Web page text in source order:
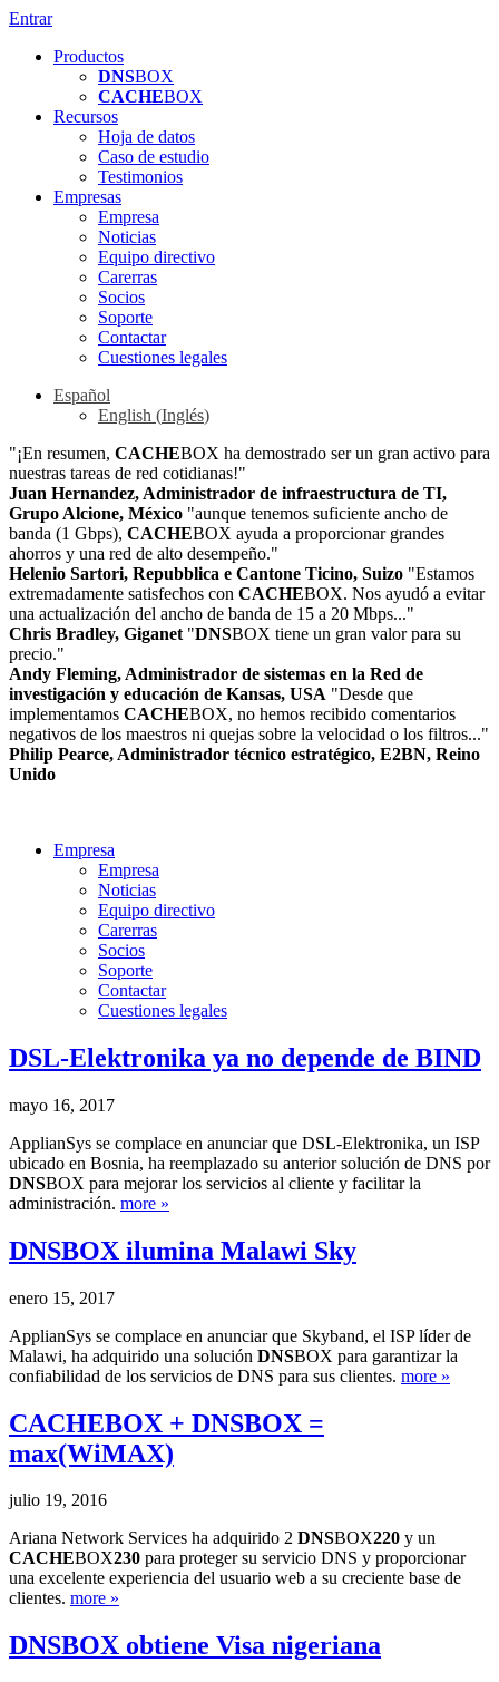
Entrar
Productos
DNSBOX
CACHEBOX
Recursos
Hoja de datos
Caso de estudio
Testimonios
Empresas
Empresa
Noticias
Equipo directivo
Carerras
Socios
Soporte
Contactar
Cuestiones legales
Español
English (Inglés)
"¡En resumen, CACHEBOX ha demostrado ser un gran activo para
nuestras tareas de red cotidianas!"
Juan Hernandez, Administrador de infraestructura de TI,
Grupo Alcione, México "aunque tenemos suficiente ancho de
banda (1 Gbps), CACHEBOX ayuda a proporcionar grandes
ahorros y una red de alto desempeño."
Helenio Sartori, Repubblica e Cantone Ticino, Suizo "Estamos
extremadamente satisfechos con CACHEBOX. Nos ayudó a evitar
una actualización del ancho de banda de 15 a 20 Mbps..."
Chris Bradley, Giganet "DNSBOX tiene un gran valor para su
precio."
Andy Fleming, Administrador de sistemas en la Red de
investigación y educación de Kansas, USA "Desde que
implementamos CACHEBOX, no hemos recibido comentarios
negativos de los maestros ni quejas sobre la velocidad o los filtros..."
Philip Pearce, Administrador técnico estratégico, E2BN, Reino
Unido
Empresa
Empresa
Noticias
Equipo directivo
Carerras
Socios
Soporte
Contactar
Cuestiones legales
DSL-Elektronika ya no depende de BIND
mayo 16, 2017
ApplianSys se complace en anunciar que DSL-Elektronika, un ISP
ubicado en Bosnia, ha reemplazado su anterior solución de DNS por
DNSBOX para mejorar los servicios al cliente y facilitar la
administración. more »
DNSBOX ilumina Malawi Sky
enero 15, 2017
ApplianSys se complace en anunciar que Skyband, el ISP líder de
Malawi, ha adquirido una solución DNSBOX para garantizar la
confiabilidad de los servicios de DNS para sus clientes. more »
CACHEBOX + DNSBOX =
max(WiMAX)
julio 19, 2016
Ariana Network Services ha adquirido 2 DNSBOX220 y un
CACHEBOX230 para proteger su servicio DNS y proporcionar
una excelente experiencia del usuario web a su creciente base de
clientes. more »
DNSBOX obtiene Visa nigeriana